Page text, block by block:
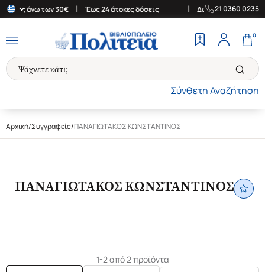
άνω των 30€ Έως 24 άτοκες δόσεις Δωρεάν Μεταφορικά
21 0360 0235
Σύνθετη Αναζήτηση
0
Αρχική/Συγγραφείς/ΠΑΝΑΓΙΩΤΑΚΟΣ ΚΩΝΣΤΑΝΤΙΝΟΣ
ΠΑΝΑΓΙΩΤΑΚΟΣ ΚΩΝΣΤΑΝΤΙΝΟΣ
1-2 από 2 προϊόντα